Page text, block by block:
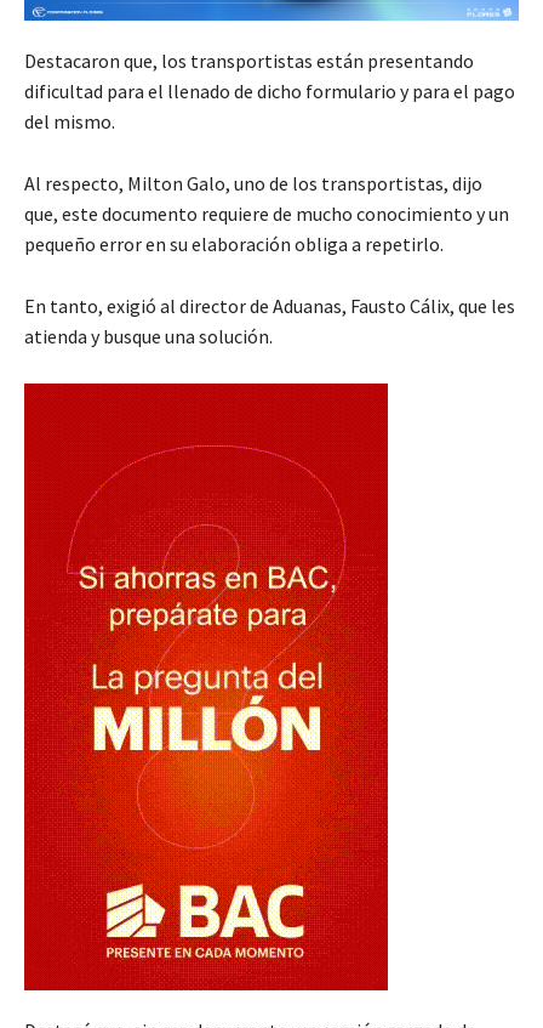
Destacaron que, los transportistas están presentando
dificultad para el llenado de dicho formulario y para el pago
del mismo.
Al respecto, Milton Galo, uno de los transportistas, dijo
que, este documento requiere de mucho conocimiento y un
pequeño error en su elaboración obliga a repetirlo.
En tanto, exigió al director de Aduanas, Fausto Cálix, que les
atienda y busque una solución.